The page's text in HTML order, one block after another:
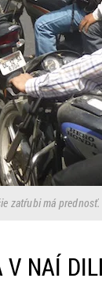
zatŕubi má prednosť.
V NAÍ